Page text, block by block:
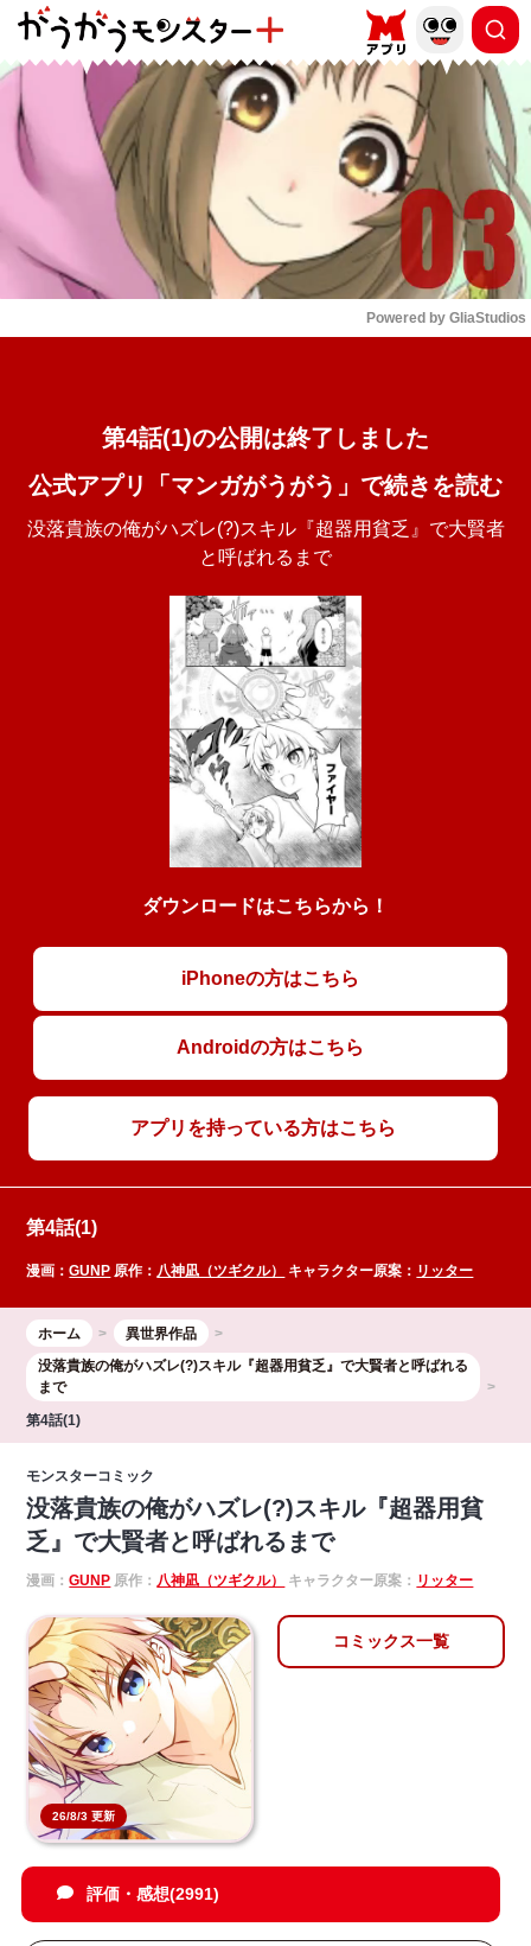
もっと読む
Powered by GliaStudios
第4話(1)の公開は終了しました
公式アプリ「マンガがうがう」で続きを読む
没落貴族の俺がハズレ(?)スキル『超器用貧乏』で大賢者
と呼ばれるまで
ダウンロードはこちらから！
iPhoneの方はこちら
Androidの方はこちら
アプリを持っている方はこちら
第4話(1)
漫画：GUNP 原作： 八神凪（ツギクル） キャラクター原案： リッター
ホーム
異世界作品
没落貴族の俺がハズレ(?)スキル『超器用貧乏』で大賢者と呼ばれる
まで
第4話(1)
モンスターコミック
没落貴族の俺がハズレ(?)スキル『超器用貧
乏』で大賢者と呼ばれるまで
漫画：GUNP 原作： 八神凪（ツギクル） キャラクター原案： リッター
26/8/3 更新
コミックス一覧
評価・感想(2991)